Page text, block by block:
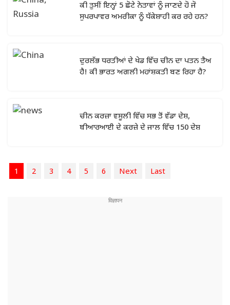
ਕੀ ਤੁਸੀਂ ਇਨ੍ਹਾਂ 5 ਛੋਟੇ ਨੇਤਾਵਾਂ ਨੂੰ ਜਾਣਦੇ ਹੋ ਜੋ
ਸੁਪਰਪਾਵਰ ਅਮਰੀਕਾ ਨੂੰ ਧੱਕੇਸ਼ਾਹੀ ਕਰ ਰਹੇ ਹਨ?
ਦੁਰਲੱਭ ਧਰਤੀਆਂ ਦੇ ਖੇਡ ਵਿੱਚ ਚੀਨ ਦਾ ਪਤਨ ਤੈਅ
ਹੈ! ਕੀ ਭਾਰਤ ਅਗਲੀ ਮਹਾਂਸ਼ਕਤੀ ਬਣ ਰਿਹਾ ਹੈ?
ਚੀਨ ਕਰਜ਼ਾ ਵਸੂਲੀ ਵਿੱਚ ਸਭ ਤੋਂ ਵੱਡਾ ਦੇਸ਼,
ਬੀਆਰਆਈ ਦੇ ਕਰਜ਼ੇ ਦੇ ਜਾਲ ਵਿੱਚ 150 ਦੇਸ਼
1 2 3 4 5 6 Next Last